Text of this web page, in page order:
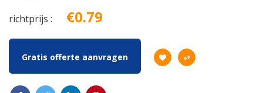
richtprijs : €0.79
Gratis offerte aanvragen